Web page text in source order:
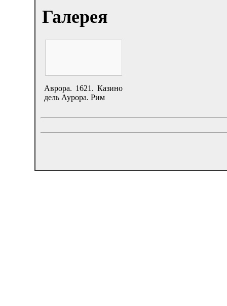
Галерея
Аврора. 1621. Казино
дель Аурора. Рим